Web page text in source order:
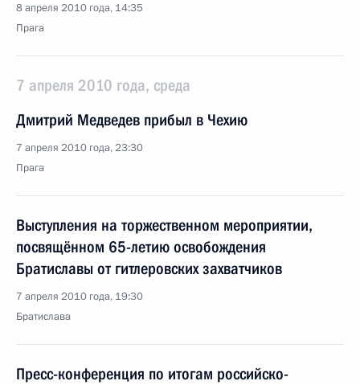
8 апреля 2010 года, 14:35
Прага
7 апреля 2010 года, среда
Дмитрий Медведев прибыл в Чехию
7 апреля 2010 года, 23:30
Прага
Выступления на торжественном мероприятии,
посвящённом 65-летию освобождения
Братиславы от гитлеровских захватчиков
7 апреля 2010 года, 19:30
Братислава
Пресс-конференция по итогам российско-